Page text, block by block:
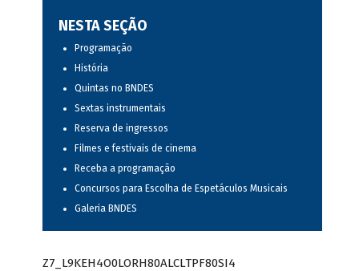
NESTA SEÇÃO
Programação
História
Quintas no BNDES
Sextas instrumentais
Reserva de ingressos
Filmes e festivais de cinema
Receba a programação
Concursos para Escolha de Espetáculos Musicais
Galeria BNDES
Z7_L9KEH4O0LORH80ALCLTPF80SI4